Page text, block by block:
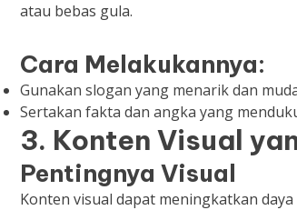
atau bebas gula.
Cara Melakukannya:
Gunakan slogan yang menarik dan
Sertakan fakta dan angka yang
3. Konten Visual
Pentingnya Visual
Konten visual dapat meningkatkan